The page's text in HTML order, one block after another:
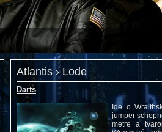
Atlantis › Lode
Darts
Ide o
jumper
metre a